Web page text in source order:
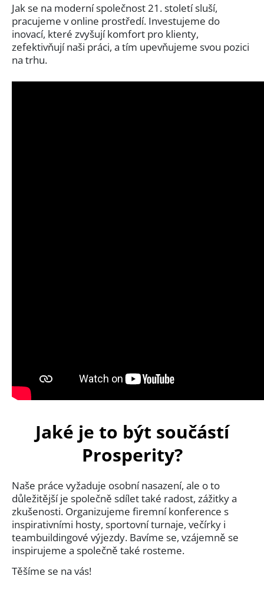
Jak se na moderní společnost 21. století sluší,
pracujeme v online prostředí. Investujeme do
inovací, které zvyšují komfort pro klienty,
zefektivňují naši práci, a tím upevňujeme svou pozici
na trhu.
Jaké je to být součástí
Prosperity?
Naše práce vyžaduje osobní nasazení, ale o to
důležitější je společně sdílet také radost, zážitky a
zkušenosti. Organizujeme firemní konference s
inspirativními hosty, sportovní turnaje, večírky i
teambuildingové výjezdy. Bavíme se, vzájemně se
inspirujeme a společně také rosteme.
Těšíme se na vás!